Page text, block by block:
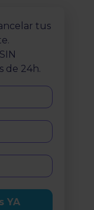
tus
de 24h.
YA